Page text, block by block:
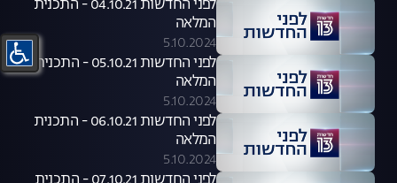
לפני החדשות 04.10.21 - התכנית
המלאה
5.10.2024
לפני החדשות 05.10.21 - התכנית
המלאה
5.10.2024
לפני החדשות 06.10.21 - התכנית
המלאה
5.10.2024